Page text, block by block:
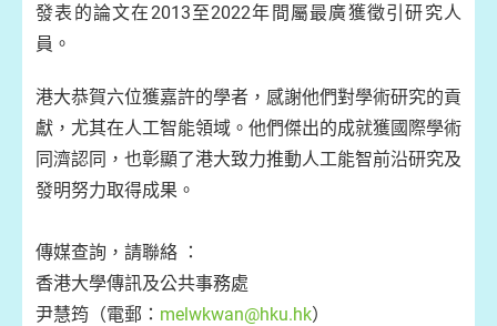
發表的論文在2013至2022年間屬最廣獲徵引研究人
員。
港大恭賀六位獲嘉許的學者，感謝他們對學術研究的貢
獻，尤其在人工智能領域。他們傑出的成就獲國際學術
同濟認同，也彰顯了港大致力推動人工能智前沿研究及
發明努力取得成果。
傳媒查詢，請聯絡 ：
香港大學傳訊及公共事務處
尹慧筠（電郵： melwkwan@hku.hk）